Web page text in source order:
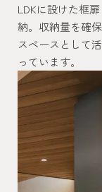
LDKに設けた框
納。収納量を確
スペースとして
っています。